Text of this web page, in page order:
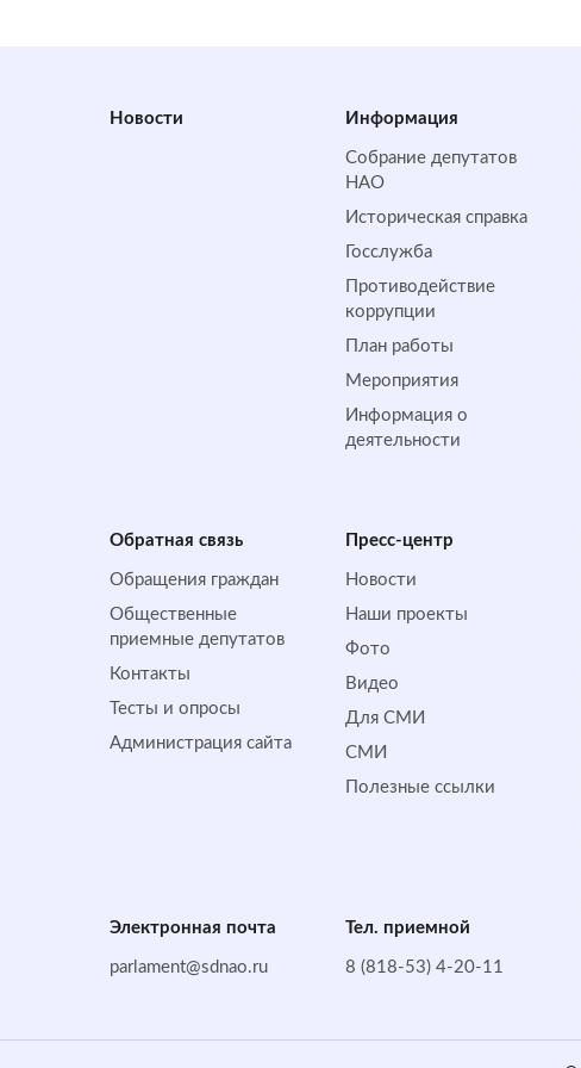
Новости Информация
Собрание депутатов
НАО
Историческая справка
Госслужба
Противодействие
коррупции
План работы
Мероприятия
Информация о
деятельности
Обратная cвязь
Обращения граждан
Общественные
приемные депутатов
Контакты
Тесты и опросы
Администрация сайта
Пресс-центр
Новости
Наши проекты
Фото
Видео
Для СМИ
СМИ
Полезные ссылки
Электронная почта
parlament@sdnao.ru
Тел. приемной
8 (818-53) 4-20-11